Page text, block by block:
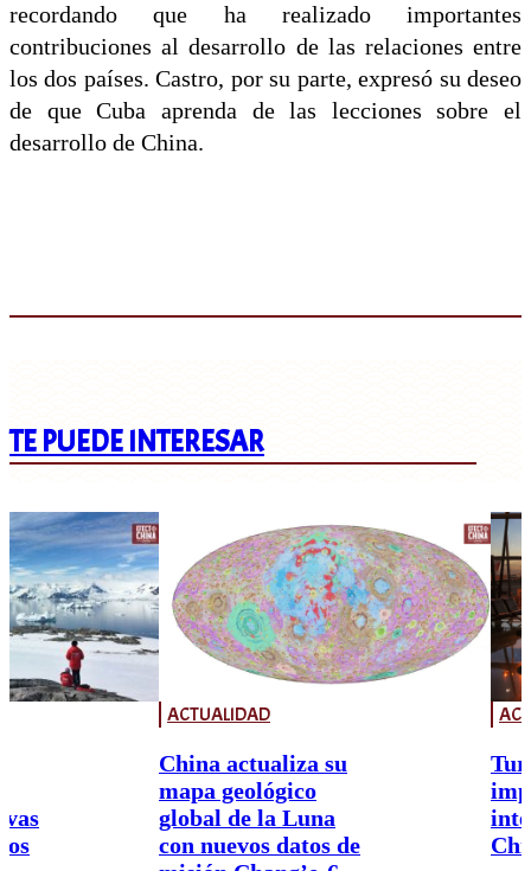
recordando que ha realizado importantes
contribuciones al desarrollo de las relaciones entre
los dos países. Castro, por su parte, expresó su deseo
de que Cuba aprenda de las lecciones sobre el
desarrollo de China.
TE PUEDE INTERESAR
ACTUALIDAD
China actualiza su
mapa geológico
global de la Luna
con nuevos datos de